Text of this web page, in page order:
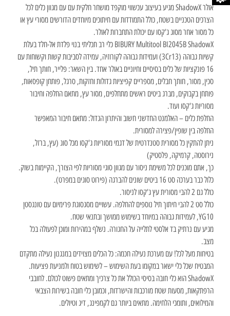
אולר ShadowX מגיע בעיצוב עכשווי מוקפד מושחר חלקית עם עם מגוון כלים לכל
הצרכים הטכניים בשטח, כולל התמודדות עם חיתוכים מיוחדים הדורשים מסורי עץ או
כל מסור אחר מסוג ג'קסו עם יכולת התחברות לאולר.
BIBURY Multitool BI2045B ShadowX כלי רב תכליתי בנוי פלדת אל-חלד בעלת
קשיות גבוהה (3Cr13) ועמידות גבוהה לקורוזיה, עמידה לסביבות קשות וקשוחות עם
16 פונקציות של כלים בסיסיים וחיוניים באולר אחד. בין השאר: פלייר, חותך תיל,
סכין, מסור, חותך חבלים, מספריים קפיציות גדולות וחזקות, סרגל, פותחן קופסאות,
פותחן בקבוקים, מברג ביטים ראשים מתחלפים, מסור עץ, מתאם החלפה וחיבור
מסוריות ג'קסו ועוד.
החלפת כלים – האלמנט החדשני חשוב והיתרון הגדול: מתאם חיבור המאפשר
החלפה בין שופין/פצירה למסורית.
ניתן להתקין כל מסורית סטנדרטית של דגמי מסוריות ג'קסו מכל סוג (עץ, ברזל,
נירוסטה, קרמיקה, פלסטיק)
כך, אתם מוכנים לכל משימת ניסור עם מגוון סוגי מסוריות לפי הצורך, הקיימות בשוק.
כלול כבר בערכה סט 16 ביטים שונים להברגה (פירוט סוגים במפרט).
כולל גם 2 להבי מסורית עץ ג'קסו לניסור.
כולל סט 2 להבי חיתוך תיל נוספים להחלפה. עשויים מסגסוגת פרימיום עם טונגסטן
YG10, לעמידות גבוהה במיוחד בשימוש ממושך ובתנאי שטח.
מגיע עם נרתיק בד אלסטי לתלייה על החגורה. נשלף במהירות ומוכן לפעולה בכל
מצב.
בטיחות מעל לכל! עם מערכת נעילה חכמה: כל הכלים מצוידים במנגנון נעילה מתקדם
המבטיח שכל כלי ישאר במקומו בעת השימוש – לשימוש בטוח ולמניעת פציעות.
ShadowX הוא כלי חובה בסיסי הכולל את כל צרכיך ומתאים פשוט לכולם. לחובבי
הרפתקאות, מסעות שטח מורכבות והישרדות, וכמובן כלי חובה בשירות הצבאי
והמילואים, ותומכי הלחימה. מתאים ביותר גם לקמפינג, דיג וטיולים.